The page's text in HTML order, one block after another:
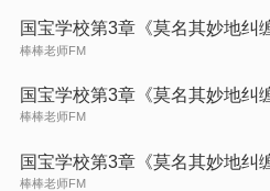
国宝学校第3章《莫名其妙地纠
棒棒老师FM
国宝学校第3章《莫名其妙地纠
棒棒老师FM
国宝学校第3章《莫名其妙地纠
棒棒老师FM